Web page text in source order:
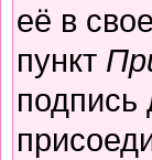
её в
пункт
подпись